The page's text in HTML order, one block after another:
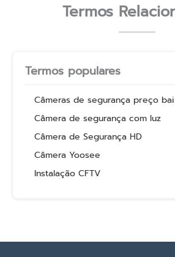
Termos
Termos populares
Câmeras de segurança preço
Câmera de segurança com luz
Câmera de Segurança HD
Câmera Yoosee
Instalação CFTV